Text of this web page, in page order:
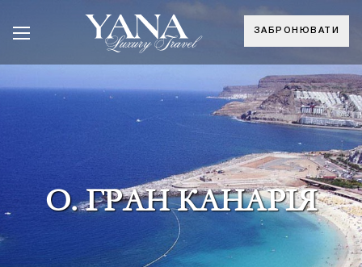
ЗАБРОНЮВАТИ
О. ГРАН КАНАРІЯ